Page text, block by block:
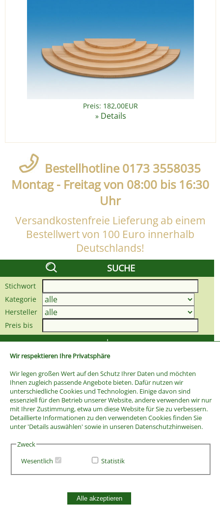
Wir respektieren Ihre Privatsphäre
Wir legen großen Wert auf den Schutz Ihrer Daten und möchten
Ihnen zugleich passende Angebote bieten. Dafür nutzen wir
unterschiedliche Cookies und Technologien. Einige davon sind
essenziell für den Betrieb unserer Website, andere verwenden wir nur
mit Ihrer Zustimmung, etwa um diese Website für Sie zu verbessern.
Detaillierte Informationen zu den verwendeten Cookies finden Sie
unter 'Details auswählen' sowie in unseren Datenschutzhinweisen.
Zweck
Wesentlich
Statistik
Alle akzeptieren
Preis: 182,00EUR
» Details
Bestellhotline 0173 3558035
Montag - Freitag von 08:00 bis 16:30
Uhr
Versandkostenfreie Lieferung ab einem
Bestellwert von 100 Euro innerhalb
Deutschlands!
SUCHE
Stichwort
Kategorie
Hersteller
Preis bis
AGB